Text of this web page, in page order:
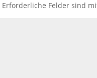
Erforderliche Felder sind